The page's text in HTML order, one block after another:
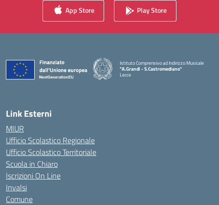
App Store Play Store
Istituto Comprensivo ad Indirizzo Musicale
"A.Grandi - S.Castromediano"
Lecce
Link Esterni
MIUR
Ufficio Scolastico Regionale
Ufficio Scolastico Territoriale
Scuola in Chiaro
Iscrizioni On Line
Invalsi
Comune